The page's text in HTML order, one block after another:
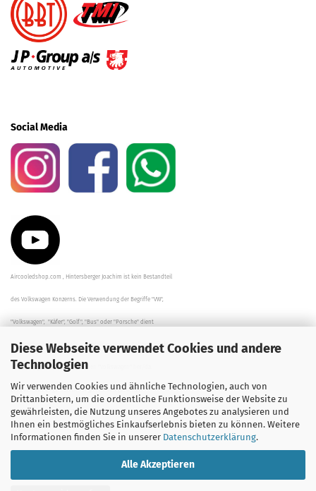
Diese Webseite verwendet Cookies und andere
Technologien
Wir verwenden Cookies und ähnliche Technologien, auch von
Drittanbietern, um die ordentliche Funktionsweise der Website zu
gewährleisten, die Nutzung unseres Angebotes zu analysieren und
Ihnen ein bestmögliches Einkaufserlebnis bieten zu können. Weitere
Informationen finden Sie in unserer Datenschutzerklärung.
Alle Akzeptieren
Social Media
Aircooledshop.com , Hintersberger Joachim ist kein Bestandteil
des Volkswagen Konzerns. Die Verwendung der Begriffe "VW",
"Volkswagen", "Käfer", "Golf", "Bus" oder "Porsche" dient
der Beschreibung der Teile und stellt in keinem Fall eine direkte
Verbindung zu dem Unternehmen "Volkswagen" her/da.
Die Beschreibungen, Zeichnungen und Angaben zur
Verwendung sind sorgfältig überprüft worden.